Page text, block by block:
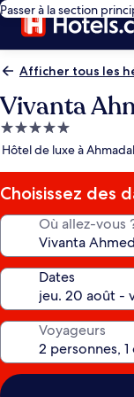
Passer à la section
Afficher tous les
Vivanta
Hébergement
5.0 étoiles
Hôtel de luxe à
Choisissez des
Où allez-vous
Dates
Voyageurs